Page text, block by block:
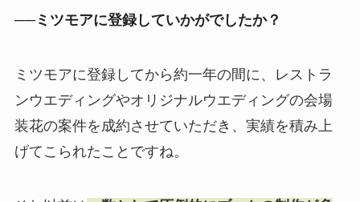
──ミツモアに登録していかがでしたか？
ミツモアに登録してから約一年の間に、レストラ
ンウエディングやオリジナルウエディングの会場
装花の案件を成約させていただき、実績を積み上
げてこられたことですね。